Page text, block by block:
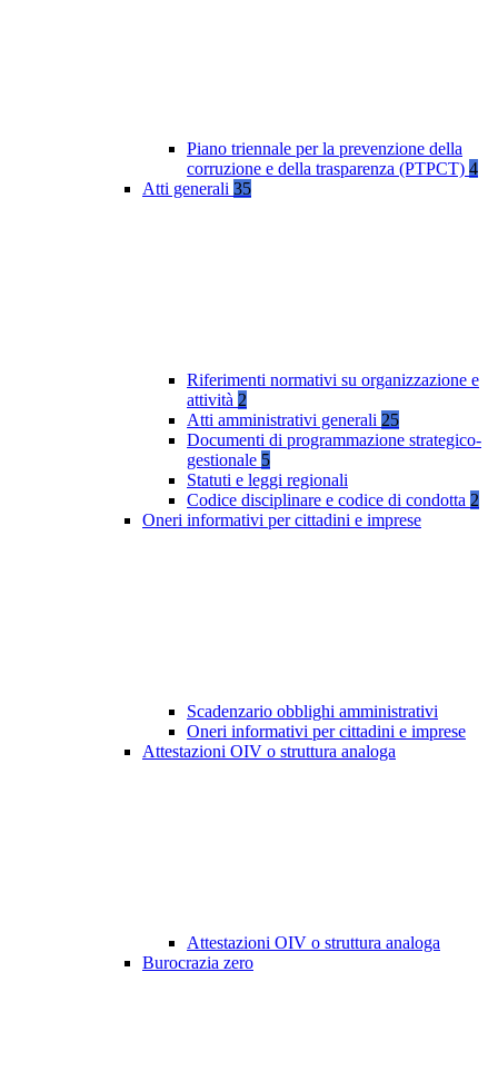
Piano triennale per la prevenzione della
corruzione e della trasparenza (PTPCT) 4
Atti generali 35
Riferimenti normativi su organizzazione e
attività 2
Atti amministrativi generali 25
Documenti di programmazione strategico-
gestionale 5
Statuti e leggi regionali
Codice disciplinare e codice di condotta 2
Oneri informativi per cittadini e imprese
Scadenzario obblighi amministrativi
Oneri informativi per cittadini e imprese
Attestazioni OIV o struttura analoga
Attestazioni OIV o struttura analoga
Burocrazia zero